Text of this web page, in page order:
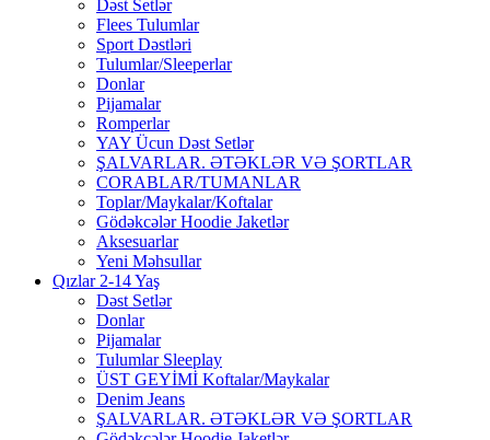
Dəst Setlər
Flees Tulumlar
Sport Dəstləri
Tulumlar/Sleeperlar
Donlar
Pijamalar
Romperlar
YAY Ücun Dəst Setlər
ŞALVARLAR. ƏTƏKLƏR VƏ ŞORTLAR
CORABLAR/TUMANLAR
Toplar/Maykalar/Koftalar
Gödəkcələr Hoodie Jaketlər
Aksesuarlar
Yeni Məhsullar
Qızlar 2-14 Yaş
Dəst Setlər
Donlar
Pijamalar
Tulumlar Sleeplay
ÜST GEYİMİ Koftalar/Maykalar
Denim Jeans
ŞALVARLAR. ƏTƏKLƏR VƏ ŞORTLAR